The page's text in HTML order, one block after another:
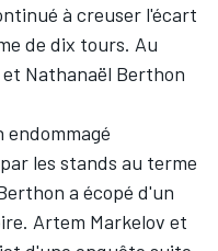
à creuser l'écart
de dix tours. Au
Nathanaël Berthon
endommagé
les stands au terme
a écopé d'un
Artem Markelov et